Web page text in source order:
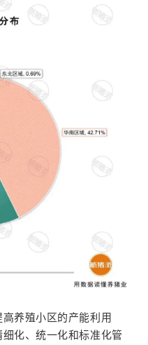
养殖小区的产能利用
化、统一化和标准化管